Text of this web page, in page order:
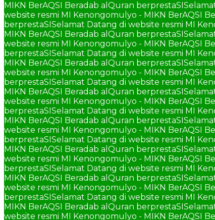
MIKN BerAQSI Beradab alQuran berprestaSI
website resmi MI Kenongomulyo - MIKN BerAQSI
berprestaSISelamat Datang di website resmi MI
MIKN BerAQSI Beradab alQuran berprestaSI
website resmi MI Kenongomulyo - MIKN BerAQSI
berprestaSISelamat Datang di website resmi MI
MIKN BerAQSI Beradab alQuran berprestaSI
website resmi MI Kenongomulyo - MIKN BerAQSI
berprestaSISelamat Datang di website resmi MI
MIKN BerAQSI Beradab alQuran berprestaSI
website resmi MI Kenongomulyo - MIKN BerAQSI
berprestaSISelamat Datang di website resmi MI
MIKN BerAQSI Beradab alQuran berprestaSI
website resmi MI Kenongomulyo - MIKN BerAQSI
berprestaSISelamat Datang di website resmi MI
MIKN BerAQSI Beradab alQuran berprestaSI
website resmi MI Kenongomulyo - MIKN BerAQSI
berprestaSISelamat Datang di website resmi MI
MIKN BerAQSI Beradab alQuran berprestaSI
website resmi MI Kenongomulyo - MIKN BerAQSI
berprestaSISelamat Datang di website resmi MI
MIKN BerAQSI Beradab alQuran berprestaSI
website resmi MI Kenongomulyo - MIKN BerAQSI